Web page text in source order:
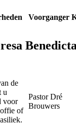
Voorganger
de
u
voor
of
Pastor Dré
Brouwers